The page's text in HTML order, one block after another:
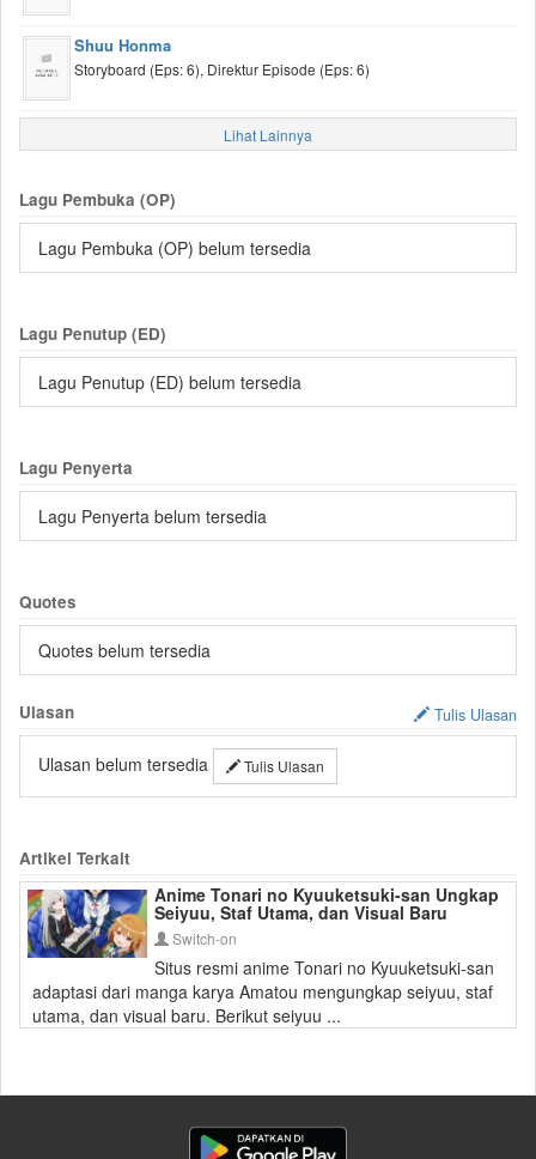
Shuu Honma
Storyboard (Eps: 6), Direktur Episode (Eps: 6)
Lihat Lainnya
Lagu Pembuka (OP)
Lagu Pembuka (OP) belum tersedia
Lagu Penutup (ED)
Lagu Penutup (ED) belum tersedia
Lagu Penyerta
Lagu Penyerta belum tersedia
Quotes
Quotes belum tersedia
Ulasan Tulis Ulasan
Ulasan belum tersedia Tulis Ulasan
Artikel Terkait
Anime Tonari no Kyuuketsuki-san Ungkap
Seiyuu, Staf Utama, dan Visual Baru
Switch-on
Situs resmi anime Tonari no Kyuuketsuki-san
adaptasi dari manga karya Amatou mengungkap seiyuu, staf
utama, dan visual baru. Berikut seiyuu ...